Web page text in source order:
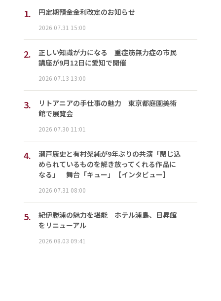
1.
円定期預金金利改定のお知らせ
2026.07.31 15:00
2.
正しい知識が力になる 重症筋無力症の市民
講座が9月12日に愛知で開催
2026.07.13 13:00
3.
リトアニアの手仕事の魅力 東京都庭園美術
館で展覧会
2026.07.30 11:01
4.
瀬戸康史と有村架純が9年ぶりの共演「閉じ込
められているものを解き放ってくれる作品に
なる」 舞台「キュー」【インタビュー】
2026.07.31 08:00
5.
紀伊勝浦の魅力を堪能 ホテル浦島、日昇館
をリニューアル
2026.08.03 09:41